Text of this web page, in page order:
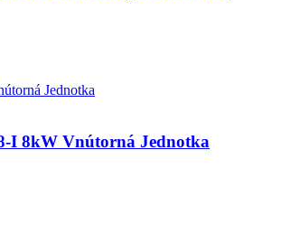
I 8kW Vnútorná Jednotka